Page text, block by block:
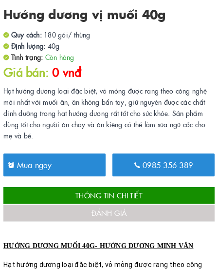
Hướng dương vị muối 40g
Quy cách: 180 gói/ thùng
Định lượng: 40g
Tình trạng: Còn hàng
Giá bán:0 vnđ
Hạt hướng dương loại đặc biệt, vỏ mỏng được rang theo công nghệ
mới nhất với muối ăn, ăn không bẩn tay, giữ nguyên được các chất
dinh dưỡng trong hạt hướng dương rất tốt cho sức khỏe. Sản phẩm
dùng tốt cho người ăn chay và ăn kiêng có thể làm sữa ngũ cốc cho
mẹ và bé.
Mua ngay 0985 356 389
THÔNG TIN CHI TIẾT
ĐÁNH GIÁ
HƯỚNG DƯƠNG MUỐI 40G- HƯỚNG DƯƠNG MINH VĂN
Hạt hướng dương loại đặc biệt, vỏ mỏng được rang theo công